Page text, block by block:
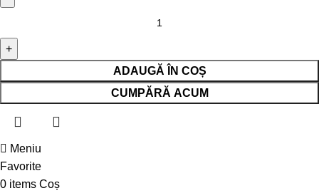
ADAUGĂ ÎN COȘ
CUMPĂRĂ ACUM
Meniu
Favorite
0 items Coș